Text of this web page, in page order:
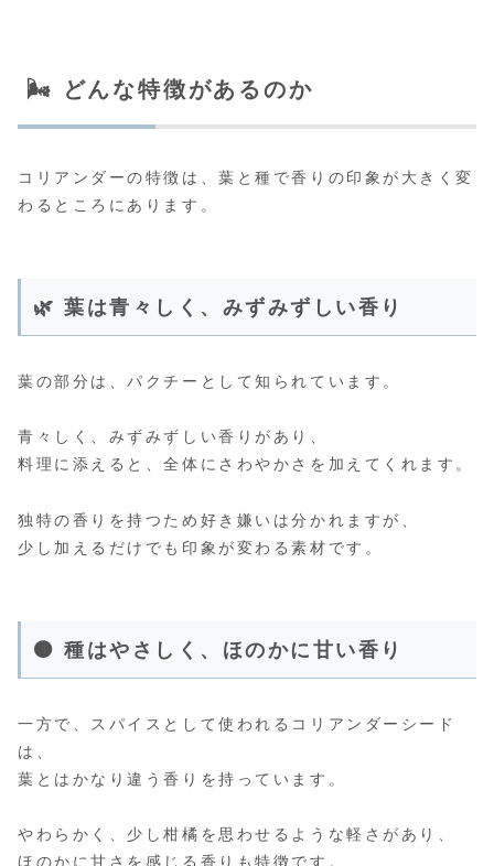
🌬 どんな特徴があるのか
コリアンダーの特徴は、葉と種で香りの印象が大きく変
わるところにあります。
🌿 葉は青々しく、みずみずしい香り
葉の部分は、パクチーとして知られています。
青々しく、みずみずしい香りがあり、
料理に添えると、全体にさわやかさを加えてくれます。
独特の香りを持つため好き嫌いは分かれますが、
少し加えるだけでも印象が変わる素材です。
🟤 種はやさしく、ほのかに甘い香り
一方で、スパイスとして使われるコリアンダーシード
は、
葉とはかなり違う香りを持っています。
やわらかく、少し柑橘を思わせるような軽さがあり、
ほのかに甘さを感じる香りも特徴です。